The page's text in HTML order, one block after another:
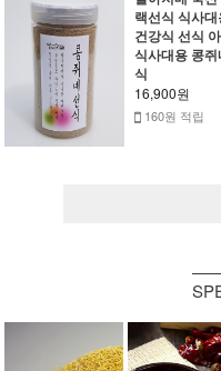
랙선식 식사대
건강식 선식
식사대용 콩쥐
식
16,900원
160원 적립